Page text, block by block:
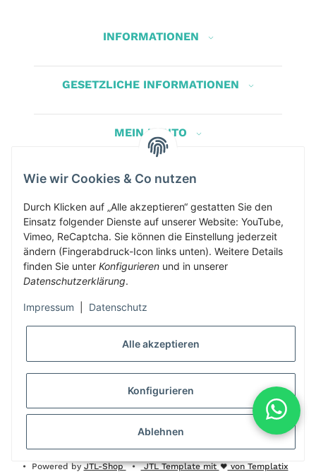
INFORMATIONEN
GESETZLICHE INFORMATIONEN
MEIN KONTO
Herbis Anglerladen
Inh.Herbert Schinnerl
Kirchdorf am Inn 5
4982 Kirchdorf am Inn
info@herbis-anglerladen.at
Alle Preise inklusive gesetzlicher Mwst., exklusive Versand- &
Servicekosten
•
Powered byJTL-Shop • JTL Template mit von Templatix
Wie wir Cookies & Co nutzen
Durch Klicken auf „Alle akzeptieren“ gestatten Sie den
Einsatz folgender Dienste auf unserer Website: YouTube,
Vimeo, ReCaptcha. Sie können die Einstellung jederzeit
ändern (Fingerabdruck-Icon links unten). Weitere Details
finden Sie unter Konfigurieren und in unserer
Datenschutzerklärung.
Impressum Datenschutz
Alle akzeptieren
Konfigurieren
Ablehnen